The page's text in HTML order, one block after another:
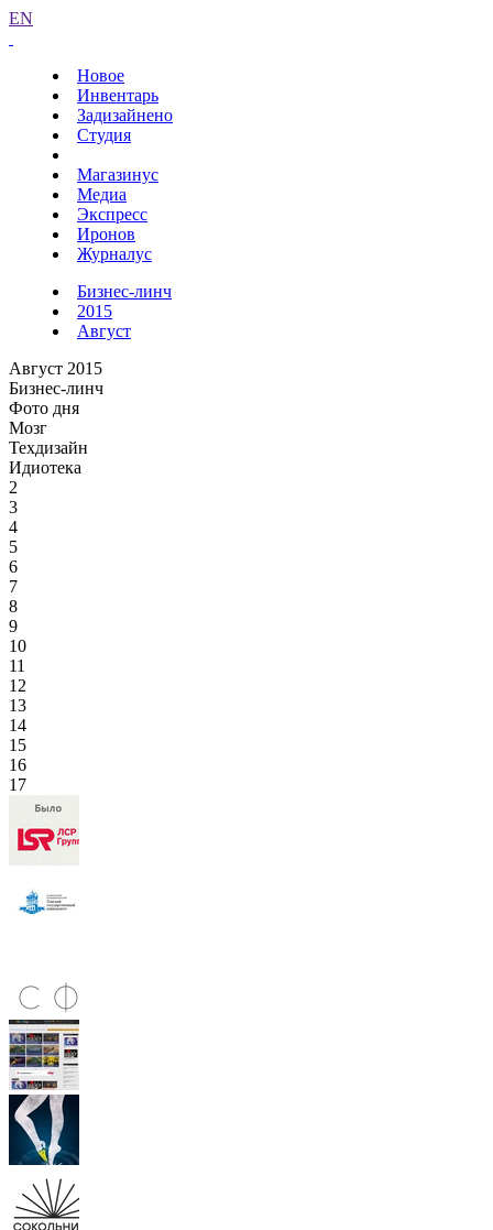
EN
Новое
Инвентарь
Задизайнено
Студия
Магазинус
Медиа
Экспресс
Иронов
Журналус
Бизнес-линч
2015
Август
Август 2015
Бизнес-линч
Фото дня
Мозг
Техдизайн
Идиотека
2
3
4
5
6
7
8
9
10
11
12
13
14
15
16
17